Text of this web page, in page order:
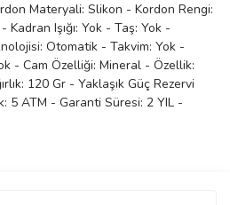
Materyali: Slikon - Kordon Rengi:
Işığı: Yok - Taş: Yok -
Otomatik - Takvim: Yok -
- Cam Özelliği: Mineral - Özellik:
120 Gr - Yaklaşık Güç Rezervi
5 ATM - Garanti Süresi: 2 YIL -